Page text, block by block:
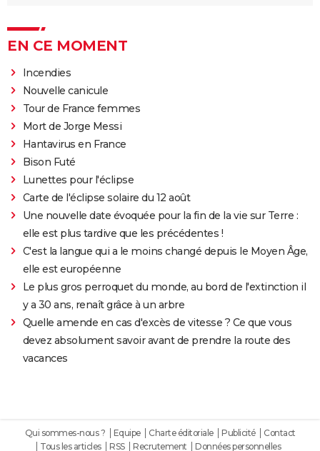
EN CE MOMENT
Incendies
Nouvelle canicule
Tour de France femmes
Mort de Jorge Messi
Hantavirus en France
Bison Futé
Lunettes pour l'éclipse
Carte de l'éclipse solaire du 12 août
Une nouvelle date évoquée pour la fin de la vie sur Terre :
elle est plus tardive que les précédentes !
C'est la langue qui a le moins changé depuis le Moyen Âge,
elle est européenne
Le plus gros perroquet du monde, au bord de l'extinction il
y a 30 ans, renaît grâce à un arbre
Quelle amende en cas d'excès de vitesse ? Ce que vous
devez absolument savoir avant de prendre la route des
vacances
Qui sommes-nous ? Equipe Charte éditoriale Publicité
Contact
Tous les articles
RSS Recrutement Données personnelles